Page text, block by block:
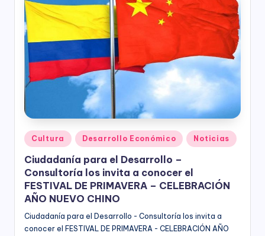
n
s
ul
t
o
rí
a
(
a
n
t
e
político
de
nuestro
Fundación
Bogotá
ofrece
para
las
Empresas
de
todos
los
de
la
Publicado
en
Cultura Desarrollo Económico Noticias
Ciudadanía para el Desarrollo –
Consultoría los invita a conocer el
FESTIVAL DE PRIMAVERA – CELEBRACIÓN
AÑO NUEVO CHINO
Ciudadanía para el Desarrollo - Consultoría los invita a
conocer el FESTIVAL DE PRIMAVERA - CELEBRACIÓN AÑO